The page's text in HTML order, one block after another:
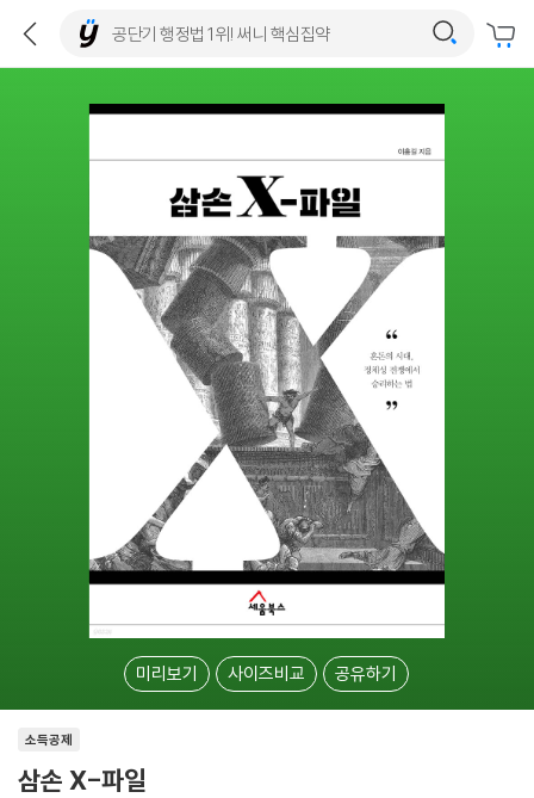
미리보기 사이즈비교 공유하기
소득공제
삼손 X-파일